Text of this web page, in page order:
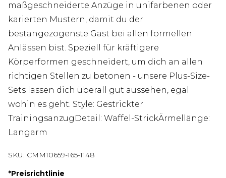
maßgeschneiderte Anzüge in unifarbenen oder
karierten Mustern, damit du der
bestangezogenste Gast bei allen formellen
Anlässen bist. Speziell für kräftigere
Körperformen geschneidert, um dich an allen
richtigen Stellen zu betonen - unsere Plus-Size-
Sets lassen dich überall gut aussehen, egal
wohin es geht. Style: Gestrickter
TrainingsanzugDetail: Waffel-StrickÄrmellänge:
Langarm
SKU: CMM10659-165-1148
*Preisrichtlinie